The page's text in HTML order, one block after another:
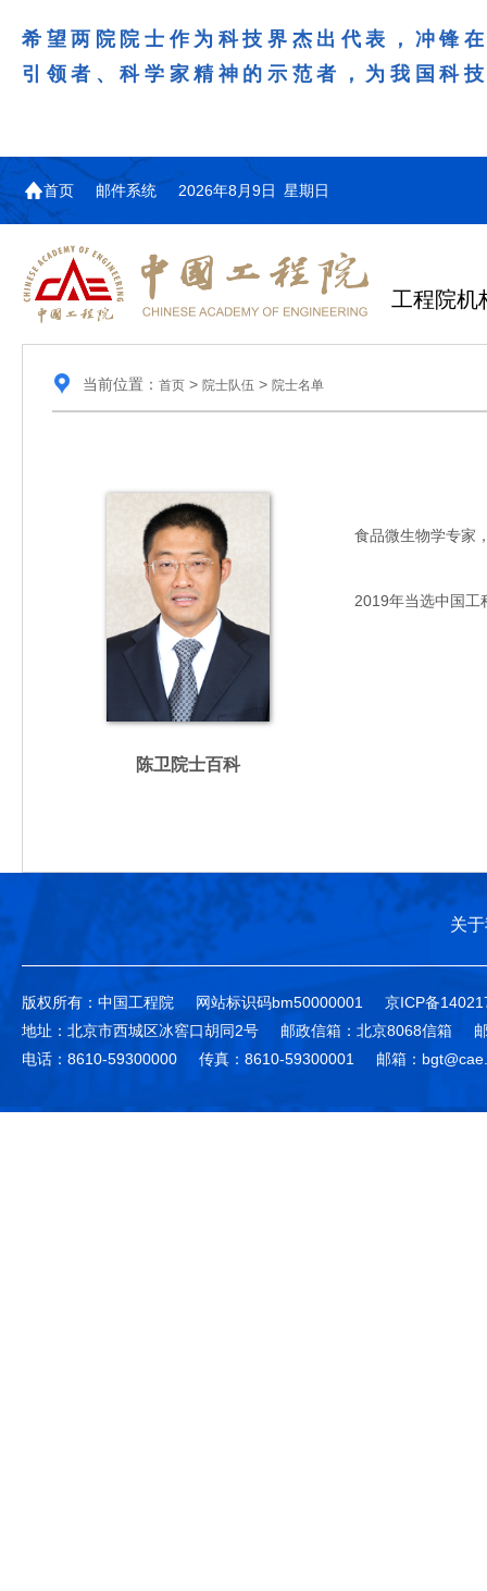
希望两院院士作为科技界杰出代表，冲锋
引领者、科学家精神的示范者，为我国科
首页 邮件系统 2026年8月9日 星期日
工程院机
当前位置： 首页> 院士队伍 > 院士名单
陈卫院士百科
食品微生物学专家，
2019年当选中国工
关
版权所有：中国工程院 网站标识码bm50000001
京ICP备
地址：北京市西城区冰窖口胡同2号
邮政信箱：北京8068信箱
电话：8610-59300000
传真：8610-59300001 邮箱：